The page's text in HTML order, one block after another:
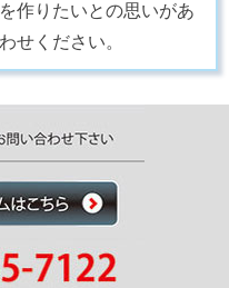
作りたいとの思いがあ
せください。